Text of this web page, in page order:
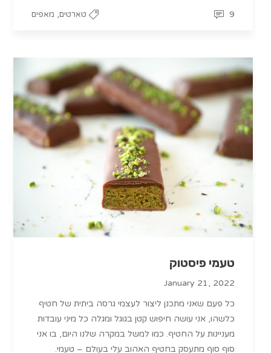
טארטים, מאפים 9
טעמי פיסטוק
January 21, 2022
כל פעם שאני מתכנן ליצור לעצמי גרסה ביתית של חטיף
כלשהו, אני עושה חיפוש קטן בגוגל ומגלה כל מיני עובדות
מעניינות על החטיף. כמו למשל במקרה שלנו היום, בו אני
סוף סוף מתעסק בחטיף האהוב עלי בעולם – טעמי.